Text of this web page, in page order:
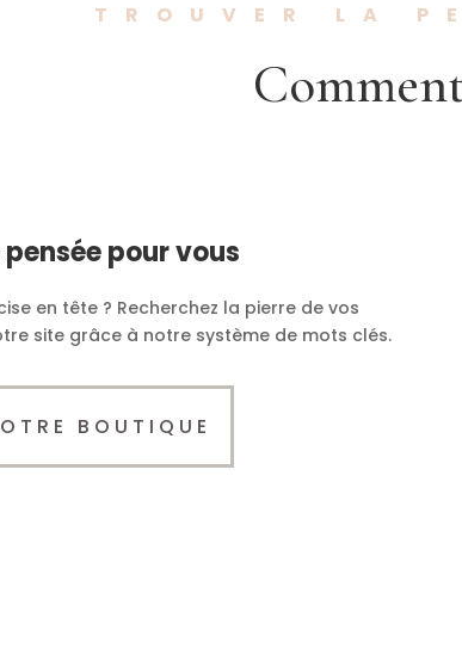
TROUVER LA
pour vous
en tête ? Recherchez la pierre de vos
site grâce à notre système de mots clés.
BOUTIQUE